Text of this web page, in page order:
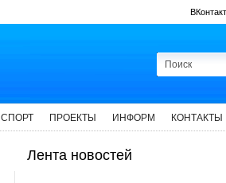
СПОРТ ПРОЕКТЫ ИНФОРМ КОНТАКТЫ
Лента новостей